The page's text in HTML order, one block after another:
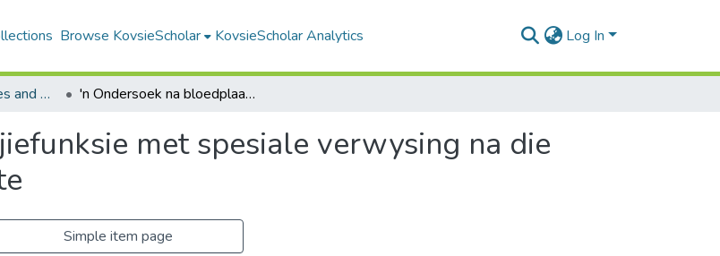
Browse KovsieScholar KovsieScholar Analytics Log In
All Electronic Theses and Dissertations 'n Ondersoek na bloedplaatjiefunksie met spesiale verwysing na die invloed van weefselekstrakte
met spesiale verwysing na die
Simple item page